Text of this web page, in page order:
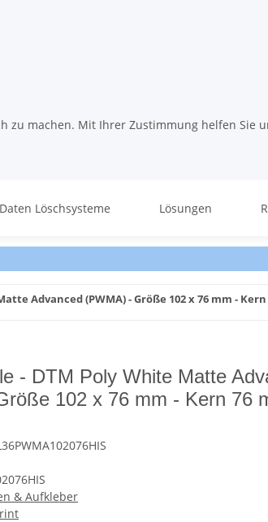
zu machen. Mit Ihrer Zustimmung helfen Sie
Daten Löschsysteme Lösungen
Advanced (PWMA) - Größe 102 x 76 mm - Kern
- DTM Poly White Matte
102 x 76 mm - Kern 76
& Aufkleber